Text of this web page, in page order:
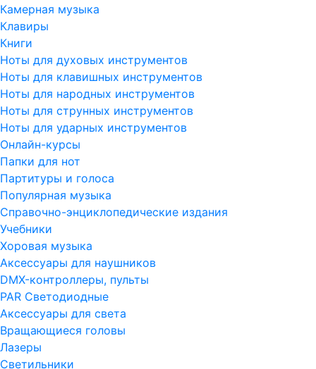
Камерная музыка
Клавиры
Книги
Ноты для духовых инструментов
Ноты для клавишных инструментов
Ноты для народных инструментов
Ноты для струнных инструментов
Ноты для ударных инструментов
Онлайн-курсы
Папки для нот
Партитуры и голоса
Популярная музыка
Справочно-энциклопедические издания
Учебники
Хоровая музыка
Аксессуары для наушников
DMX-контроллеры, пульты
PAR Светодиодные
Аксессуары для света
Вращающиеся головы
Лазеры
Светильники